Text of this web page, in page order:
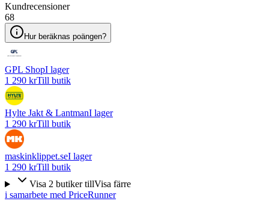
Kundrecensioner
68
Hur beräknas poängen?
GPL ShopI lager
1 290 krTill butik
Hylte Jakt & LantmanI lager
1 290 krTill butik
maskinklippet.seI lager
1 290 krTill butik
Visa 2 butiker tillVisa färre
i samarbete med PriceRunner